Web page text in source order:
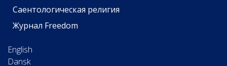
Саентологическая религия
Журнал Freedom
English
Dansk